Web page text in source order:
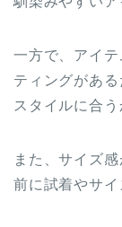
一方で、アイ
ティングがあ
スタイルに合
また、サイズ
前に試着やサイ